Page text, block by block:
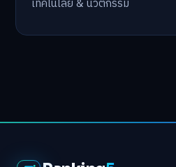
เทคโนโลยี & นวัตกรรม